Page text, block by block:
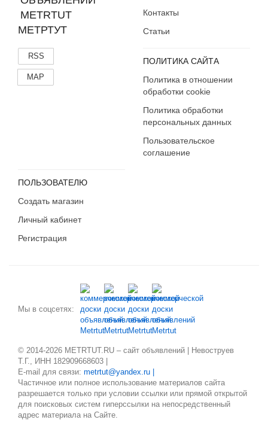
МЕТРТУТ
RSS
MAP
Контакты
Статьи
ПОЛИТИКА САЙТА
Политика в отношении
обработки cookie
Политика обработки
персональных данных
Пользовательское
соглашение
ПОЛЬЗОВАТЕЛЮ
Создать магазин
Личный кабинет
Регистрация
Мы в соцсетях:
© 2014-2026 METRTUT.RU – сайт объявлений | Невоструев
Т.Г., ИНН 182909668603 |
E-mail для связи: metrtut@yandex.ru |
Частичное или полное использование материалов сайта
разрешается только при условии ссылки или прямой открытой
для поисковых систем гиперссылки на непосредственный
адрес материала на Сайте.